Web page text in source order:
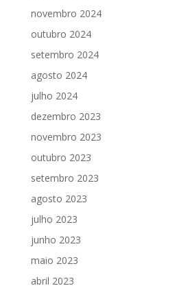
novembro 2024
outubro 2024
setembro 2024
agosto 2024
julho 2024
dezembro 2023
novembro 2023
outubro 2023
setembro 2023
agosto 2023
julho 2023
junho 2023
maio 2023
abril 2023